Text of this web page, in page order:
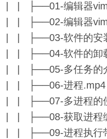
| | ├──01-编辑器
| | ├──02-编辑器
| | ├──03-软件的安
| | ├──04-软件的卸
| | ├──05-多任务的
| | ├──06-进程.mp4
| | ├──07-多进程的
| | ├──08-获取进程
| | ├──09-进程执行